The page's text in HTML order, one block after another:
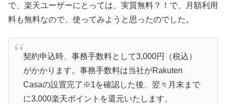
で、楽天ユーザーにとっては、実質無料？！で、月額利用
料も無料なので、使ってみようと思ったのでした。
契約申込時、事務手数料として3,000円（税込）
がかかります。事務手数料は当社がRakuten
Casaの設置完了 ※1を確認した後、翌々月末まで
に3,000楽天ポイントを還元いたします。